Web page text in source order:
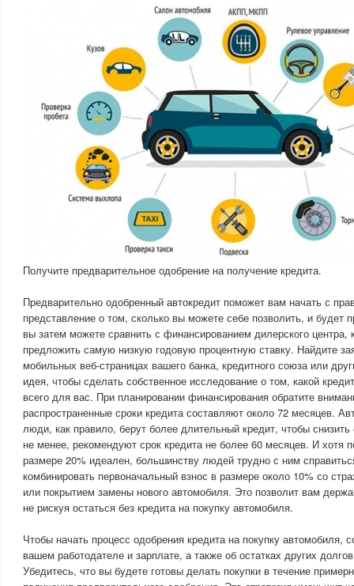
Получите предварительное одобрение на получение кредита.
Предварительно одобренный автокредит поможет вам начать с
представление о том, сколько вы можете себе позволить, и будет
вы затем можете сравнить с финансированием дилерского центра,
предложить самую низкую годовую процентную ставку. Найдите
мобильных веб-страницах вашего банка, кредитного союза или
идея, чтобы сделать собственное исследование о том, какой
всего для вас. При планировании финансирования обратите
распространенные сроки кредита составляют около 72 месяцев.
люди, как правило, берут более длительный кредит, чтобы
не менее, рекомендуют срок кредита не более 60 месяцев. И хотя
размере 20% идеален, большинству людей трудно с ним
комбинировать первоначальный взнос в размере около 10% со
или покрытием замены нового автомобиля. Это позволит вам
не рискуя остаться без кредита на покупку автомобиля.
Чтобы начать процесс одобрения кредита на покупку автомобиля,
вашем работодателе и зарплате, а также об остатках других
Убедитесь, что вы будете готовы делать покупки в течение